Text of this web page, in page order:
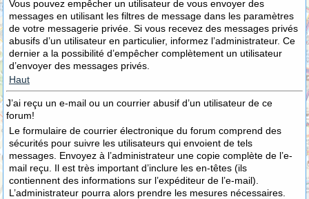
Vous pouvez empêcher un utilisateur de vous envoyer des
messages en utilisant les filtres de message dans les paramètres
de votre messagerie privée. Si vous recevez des messages privés
abusifs d’un utilisateur en particulier, informez l’administrateur. Ce
dernier a la possibilité d’empêcher complètement un utilisateur
d’envoyer des messages privés.
Haut
J’ai reçu un e-mail ou un courrier abusif d’un utilisateur de ce
forum!
Le formulaire de courrier électronique du forum comprend des
sécurités pour suivre les utilisateurs qui envoient de tels
messages. Envoyez à l’administrateur une copie complète de l’e-
mail reçu. Il est très important d’inclure les en-têtes (ils
contiennent des informations sur l’expéditeur de l’e-mail).
L’administrateur pourra alors prendre les mesures nécessaires.